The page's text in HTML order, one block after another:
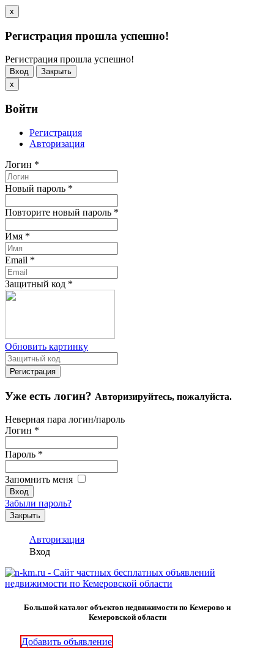
x
Регистрация прошла успешно!
Регистрация прошла успешно!
Вход
Закрыть
x
Войти
Регистрация
Авторизация
Логин *
Новый пароль *
Повторите новый пароль *
Имя *
Email *
Защитный код *
Обновить картинку
Уже есть логин? Авторизируйтесь, пожалуйста.
Неверная пара логин/пароль
Логин *
Пароль *
Запомнить меня
Забыли пароль?
Закрыть
Авторизация
Вход
Большой каталог объектов недвижимости по Кемерово и
Кемеровской области
Добавить объявление